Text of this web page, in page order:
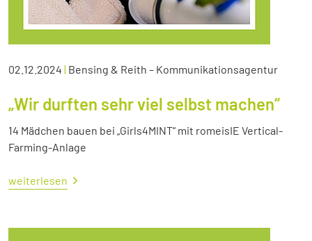
02.12.2024 | Bensing & Reith – Kommunikationsagentur
„Wir durften sehr viel selbst machen“
14 Mädchen bauen bei „Girls4MINT“ mit romeisIE Vertical-
Farming-Anlage
weiterlesen